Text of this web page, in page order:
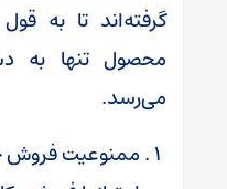
گرفته‌اند تا به
محصول تنها به
می‌رسد.
ممنوعیت فروش